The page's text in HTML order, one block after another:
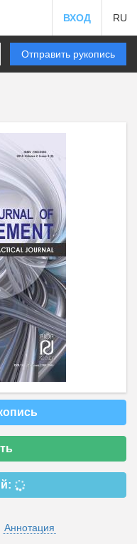
ВХОД RU
Отправить рукопись
Аннотация